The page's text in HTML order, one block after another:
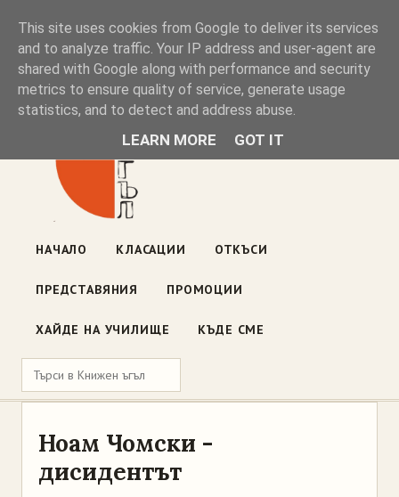
Книжен ъгъл
Блог на книжарницата — класации, откъси, нови книги
ул. „Оборище" 117, София· пон–пет 10:00–19:00 ·
НАЧАЛО КЛАСАЦИИ ОТКЪСИ
ПРЕДСТАВЯНИЯ ПРОМОЦИИ
ХАЙДЕ НА УЧИЛИЩЕ КЪДЕ СМЕ
Ноам Чомски -
дисидентът
This site uses cookies from Google to deliver its services
and to analyze traffic. Your IP address and user-agent are
shared with Google along with performance and security
metrics to ensure quality of service, generate usage
statistics, and to detect and address abuse.
LEARN MORE GOT IT